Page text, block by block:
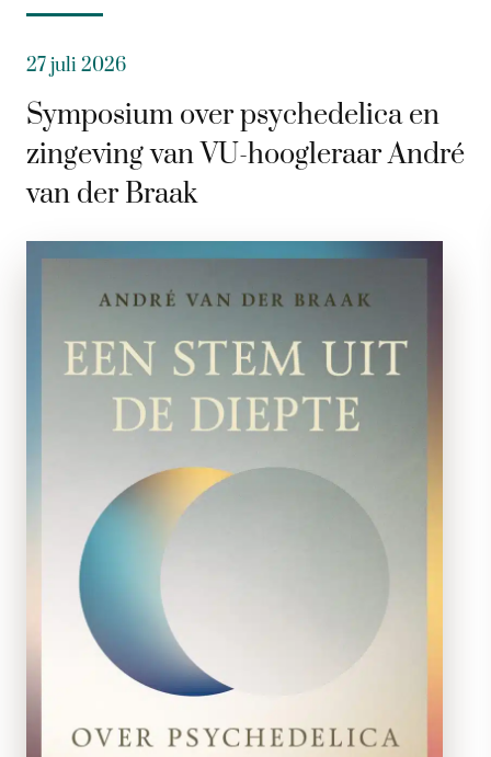
27 juli 2026
Symposium over psychedelica en
zingeving van VU-hoogleraar André
van der Braak